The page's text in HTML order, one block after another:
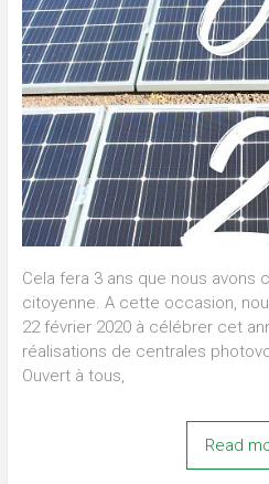
Cela fera 3 ans que nous avons
citoyenne. A cette occasion,
22 février 2020 à célébrer cet
réalisations de centrales
Ouvert à tous,
Read